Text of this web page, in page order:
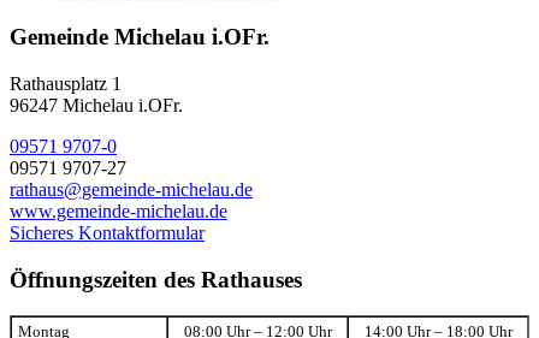
Gemeinde Michelau i.OFr.
Rathausplatz 1
96247 Michelau i.OFr.
09571 9707-0
09571 9707-27
rathaus@gemeinde-michelau.de
www.gemeinde-michelau.de
Sicheres Kontaktformular
Öffnungszeiten des Rathauses
Montag 08:00 Uhr – 12:00 Uhr 14:00 Uhr – 18:00 Uhr